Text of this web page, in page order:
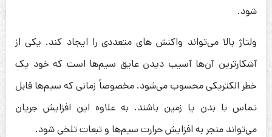
شود.
ولتاژ بالا می‌تواند واکنش های متعددی را ایجاد کند. یکی از
آشکارترین آن‌ها آسیب دیدن عایق سیم‌ها است که خود یک
خطر الکتریکی محسوب می‌شود. مخصوصاً زمانی که سیم‌ها قابل
تماس با بدن یا زمین باشند. به علاوه این افزایش جریان
می‌تواند منجر به افزایش حرارت سیم‌ها و تبعات تلخی شود.